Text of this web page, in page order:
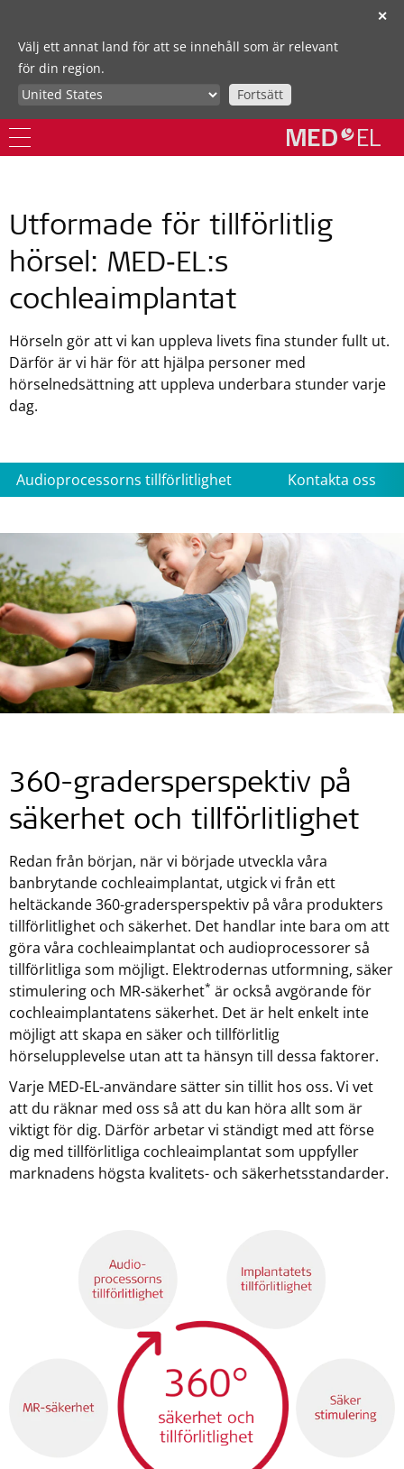
✕
Välj ett annat land för att se innehåll som är relevant
för din region.
Fortsätt
Utformade för tillförlitlig
hörsel: MED‑EL:s
cochleaimplantat
Hörseln gör att vi kan uppleva livets fina stunder fullt ut.
Därför är vi här för att hjälpa personer med
hörselnedsättning att uppleva underbara stunder varje
dag.
Audioprocessorns tillförlitlighet Kontakta oss
360-gradersperspektiv på
säkerhet och tillförlitlighet
Redan från början, när vi började utveckla våra
banbrytande cochleaimplantat, utgick vi från ett
heltäckande 360-gradersperspektiv på våra produkters
tillförlitlighet och säkerhet. Det handlar inte bara om att
göra våra cochleaimplantat och audioprocessorer så
tillförlitliga som möjligt. Elektrodernas utformning, säker
stimulering och MR-säkerhet* är också avgörande för
cochleaimplantatens säkerhet. Det är helt enkelt inte
möjligt att skapa en säker och tillförlitlig
hörselupplevelse utan att ta hänsyn till dessa faktorer.
Varje MED‑EL-användare sätter sin tillit hos oss. Vi vet
att du räknar med oss så att du kan höra allt som är
viktigt för dig. Därför arbetar vi ständigt med att förse
dig med tillförlitliga cochleaimplantat som uppfyller
marknadens högsta kvalitets- och säkerhetsstandarder.